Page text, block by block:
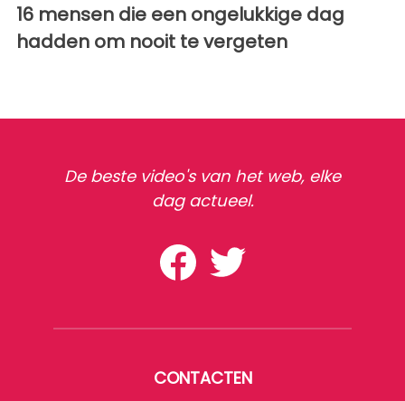
16 mensen die een ongelukkige dag
hadden om nooit te vergeten
De beste video's van het web, elke
dag actueel.
CONTACTEN